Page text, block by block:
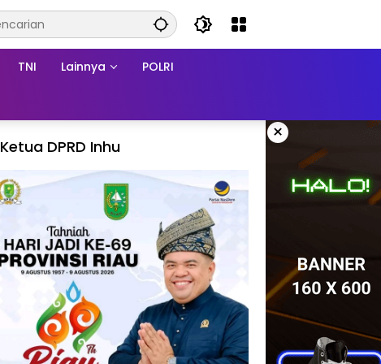
TNI Lainnya POLRI
×
Ketua DPRD Inhu